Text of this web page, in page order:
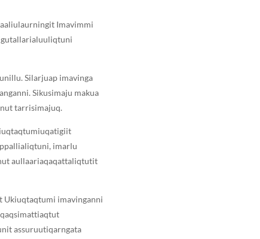
Imavimmi
Silarjuap imavinga
Sikusimaju makua
tarrisimajuq.
imarlu
aullaariaqaqattaliqtutit
Ukiuqtaqtumi imavinganni
assuruutiqarngata